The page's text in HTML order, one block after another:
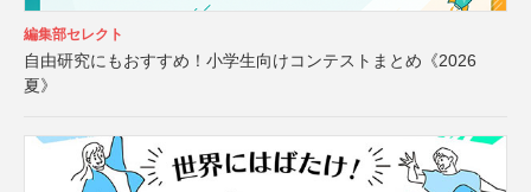
編集部セレクト
自由研究にもおすすめ！小学生向けコンテストまとめ《2026
夏》